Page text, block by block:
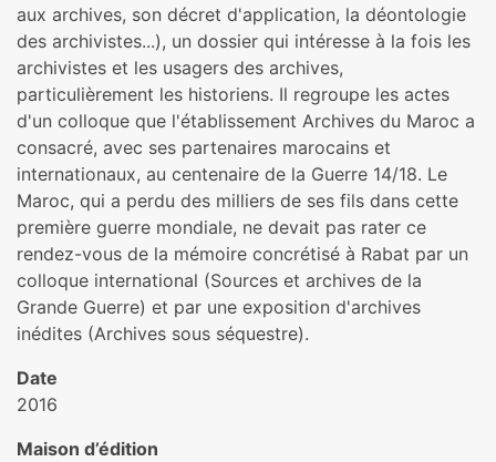
aux archives, son décret d'application, la déontologie
des archivistes...), un dossier qui intéresse à la fois les
archivistes et les usagers des archives,
particulièrement les historiens. Il regroupe les actes
d'un colloque que l'établissement Archives du Maroc a
consacré, avec ses partenaires marocains et
internationaux, au centenaire de la Guerre 14/18. Le
Maroc, qui a perdu des milliers de ses fils dans cette
première guerre mondiale, ne devait pas rater ce
rendez-vous de la mémoire concrétisé à Rabat par un
colloque international (Sources et archives de la
Grande Guerre) et par une exposition d'archives
inédites (Archives sous séquestre).
Date
2016
Maison d’édition